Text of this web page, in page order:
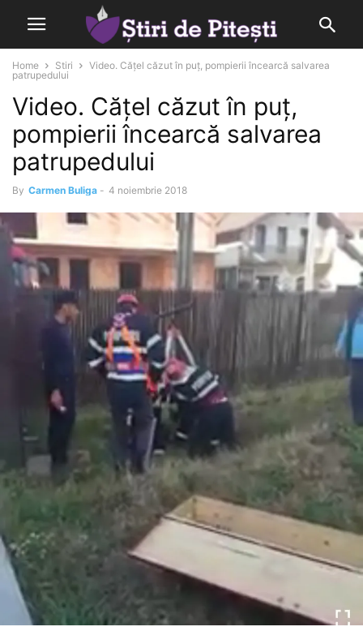
Home Stiri
Video. Cățel căzut în puț, pompierii încearcă salvarea
patrupedului
Video. Cățel căzut în puț,
pompierii încearcă salvarea
patrupedului
By Carmen Buliga - 4 noiembrie 2018